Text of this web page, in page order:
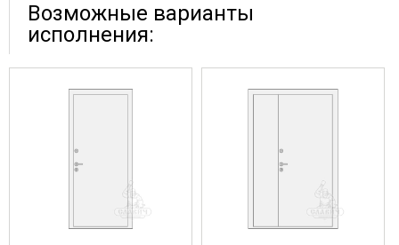
Возможные варианты
исполнения: